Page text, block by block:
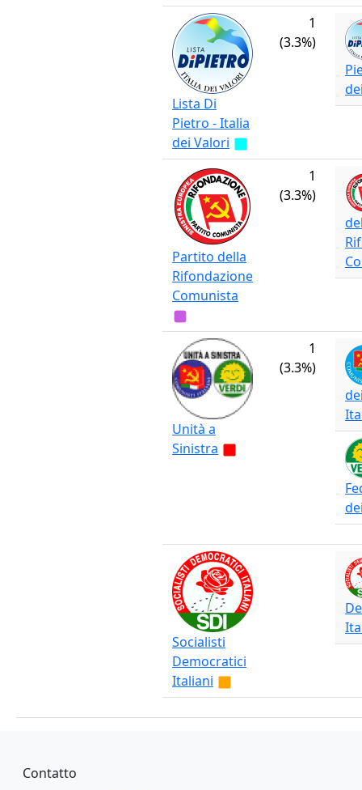
Lista Di
Pietro - Italia
dei Valori
1
(3.3%)
Partito della
Rifondazione
Comunista
1
(3.3%)
Unità a
Sinistra
1
(3.3%)
Socialisti
Democratici
Italiani
Piè di pagina
Contatto